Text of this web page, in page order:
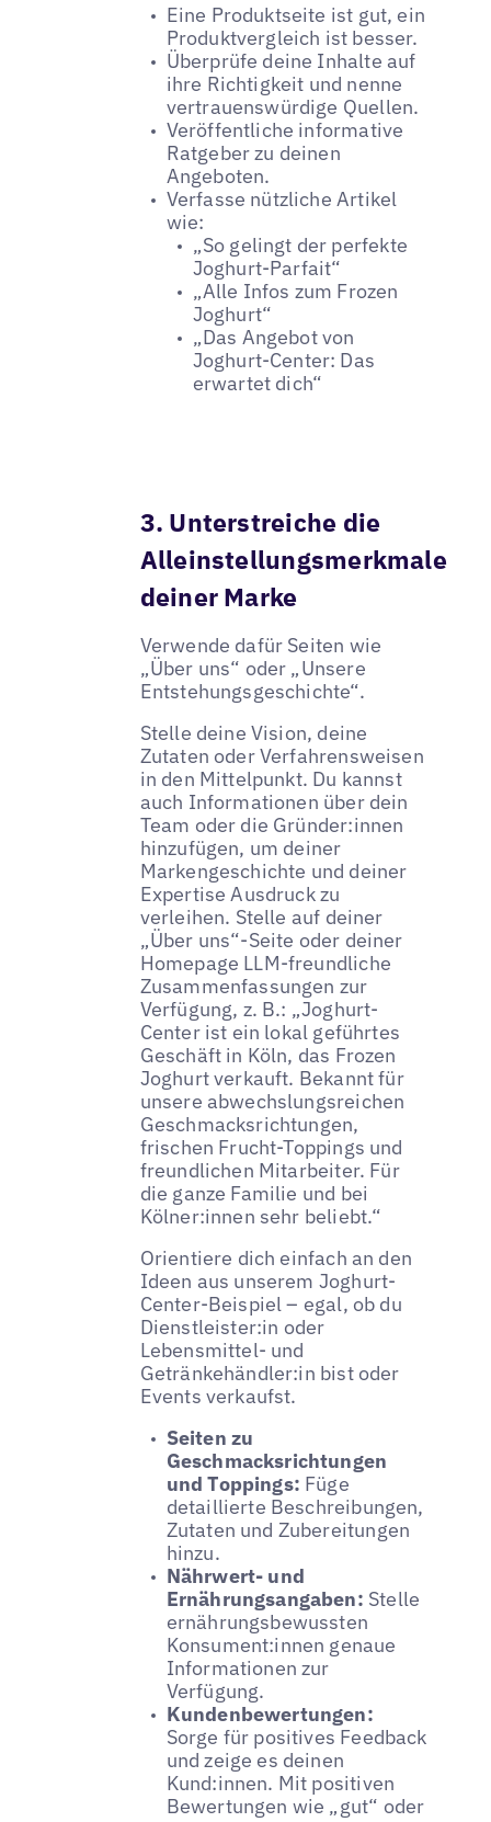
Eine Produktseite ist gut, ein
Produktvergleich ist besser.
Überprüfe deine Inhalte auf
ihre Richtigkeit und nenne
vertrauenswürdige Quellen.
Veröffentliche informative
Ratgeber zu deinen
Angeboten.
Verfasse nützliche Artikel
wie:
„So gelingt der perfekte
Joghurt-Parfait“
„Alle Infos zum Frozen
Joghurt“
„Das Angebot von
Joghurt-Center: Das
erwartet dich“
3. Unterstreiche die
Alleinstellungsmerkmale
deiner Marke
Verwende dafür Seiten wie
„Über uns“ oder „Unsere
Entstehungsgeschichte“.
Stelle deine Vision, deine
Zutaten oder Verfahrensweisen
in den Mittelpunkt. Du kannst
auch Informationen über dein
Team oder die Gründer:innen
hinzufügen, um deiner
Markengeschichte und deiner
Expertise Ausdruck zu
verleihen. Stelle auf deiner
„Über uns“-Seite oder deiner
Homepage LLM-freundliche
Zusammenfassungen zur
Verfügung, z. B.: „Joghurt-
Center ist ein lokal geführtes
Geschäft in Köln, das Frozen
Joghurt verkauft. Bekannt für
unsere abwechslungsreichen
Geschmacksrichtungen,
frischen Frucht-Toppings und
freundlichen Mitarbeiter. Für
die ganze Familie und bei
Kölner:innen sehr beliebt.“
Orientiere dich einfach an den
Ideen aus unserem Joghurt-
Center-Beispiel – egal, ob du
Dienstleister:in oder
Lebensmittel- und
Getränkehändler:in bist oder
Events verkaufst.
Seiten zu
Geschmacksrichtungen
und Toppings: Füge
detaillierte Beschreibungen,
Zutaten und Zubereitungen
hinzu.
Nährwert- und
Ernährungsangaben: Stelle
ernährungsbewussten
Konsument:innen genaue
Informationen zur
Verfügung.
Kundenbewertungen:
Sorge für positives Feedback
und zeige es deinen
Kund:innen. Mit positiven
Bewertungen wie „gut“ oder